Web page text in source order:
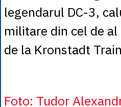
legendarul DC-3,
militare din cel de
de la Kronstadt
Foto: Tudor